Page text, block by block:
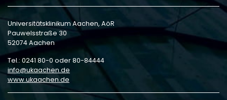
Universitätsklinikum Aachen, AöR
Pauwelsstraße 30
52074 Aachen
Tel.: 0241 80-0 oder 80-84444
info
ukaachen de
www.ukaachen.de